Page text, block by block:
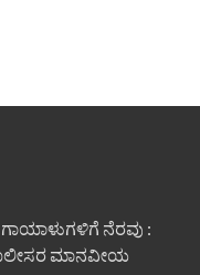
ಗಾಯಾಳುಗಳಿಗೆ ನೆರವು :
ಮಾನವೀಯ